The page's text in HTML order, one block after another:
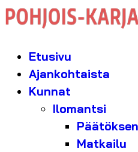
Etusivu
Ajankohtaista
Kunnat
Ilomantsi
Matkailu